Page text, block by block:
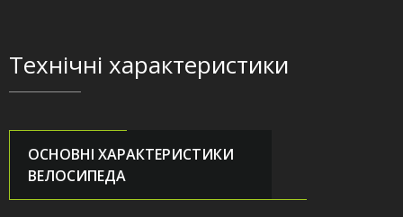
Технічні характеристики
ОСНОВНІ ХАРАКТЕРИСТИКИ
ВЕЛОСИПЕДА